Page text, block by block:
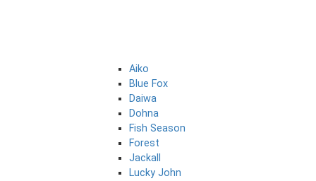
Aiko
Blue Fox
Daiwa
Dohna
Fish Season
Forest
Jackall
Lucky John